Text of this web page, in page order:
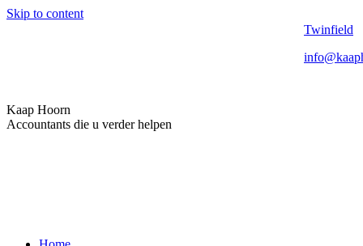
Skip to content
Twinfield
Kaap Hoorn
Accountants die u verder helpen